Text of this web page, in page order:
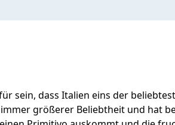
sein, dass Italien eins der
größerer Beliebtheit und hat